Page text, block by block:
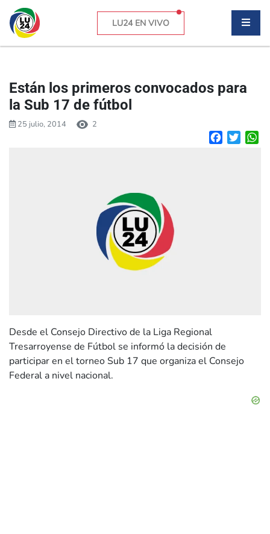
LU24 EN VIVO
Están los primeros convocados para
la Sub 17 de fútbol
25 julio, 2014 2
Facebook
Desde el Consejo Directivo de la Liga Regional
Tresarroyense de Fútbol se informó la decisión de
participar en el torneo Sub 17 que organiza el Consejo
Federal a nivel nacional.